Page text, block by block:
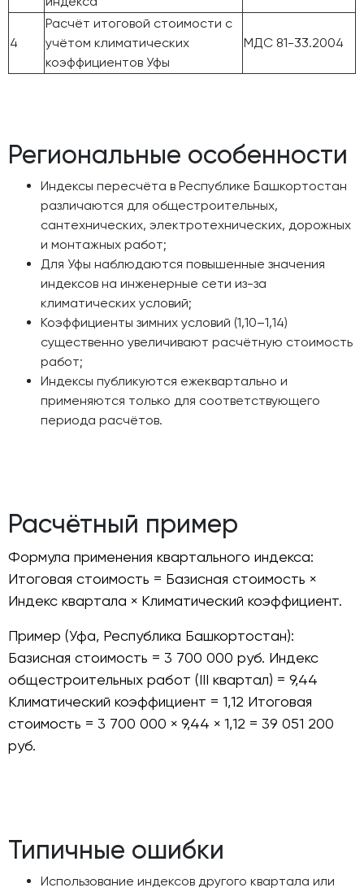
4
Расчёт итоговой стоимости с
учётом климатических
коэффициентов Уфы
МДС 81-33.2004
Региональные особенности
Индексы пересчёта в Республике Башкортостан
различаются для общестроительных,
сантехнических, электротехнических, дорожных
и монтажных работ;
Для Уфы наблюдаются повышенные значения
индексов на инженерные сети из-за
климатических условий;
Коэффициенты зимних условий (1,10–1,14)
существенно увеличивают расчётную стоимость
работ;
Индексы публикуются ежеквартально и
применяются только для соответствующего
периода расчётов.
Расчётный пример
Формула применения квартального индекса:
Итоговая стоимость = Базисная стоимость ×
Индекс квартала × Климатический коэффициент.
Пример (Уфа, Республика Башкортостан):
Базисная стоимость = 3 700 000 руб. Индекс
общестроительных работ (III квартал) = 9,44
Климатический коэффициент = 1,12 Итоговая
стоимость = 3 700 000 × 9,44 × 1,12 = 39 051 200
руб.
Типичные ошибки
Использование индексов другого квартала или